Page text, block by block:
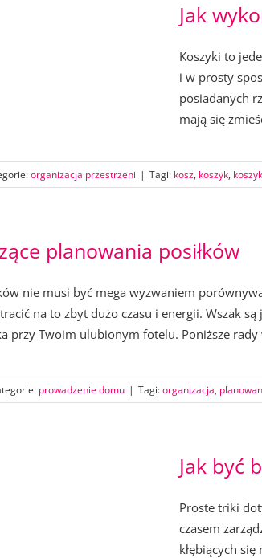
Jak
Koszyki to
i w prosty
posiadanych
mają się
organizacja przestrzeni | Tagi: kosz, koszyk,
planowania posiłków
nie musi być mega wyzwaniem
na to zbyt dużo czasu i energii. Wszak
przy Twoim ulubionym fotelu. Poniższe
prowadzenie domu | Tagi:organizacja,
Jak być
Proste triki
czasem
kłębiących